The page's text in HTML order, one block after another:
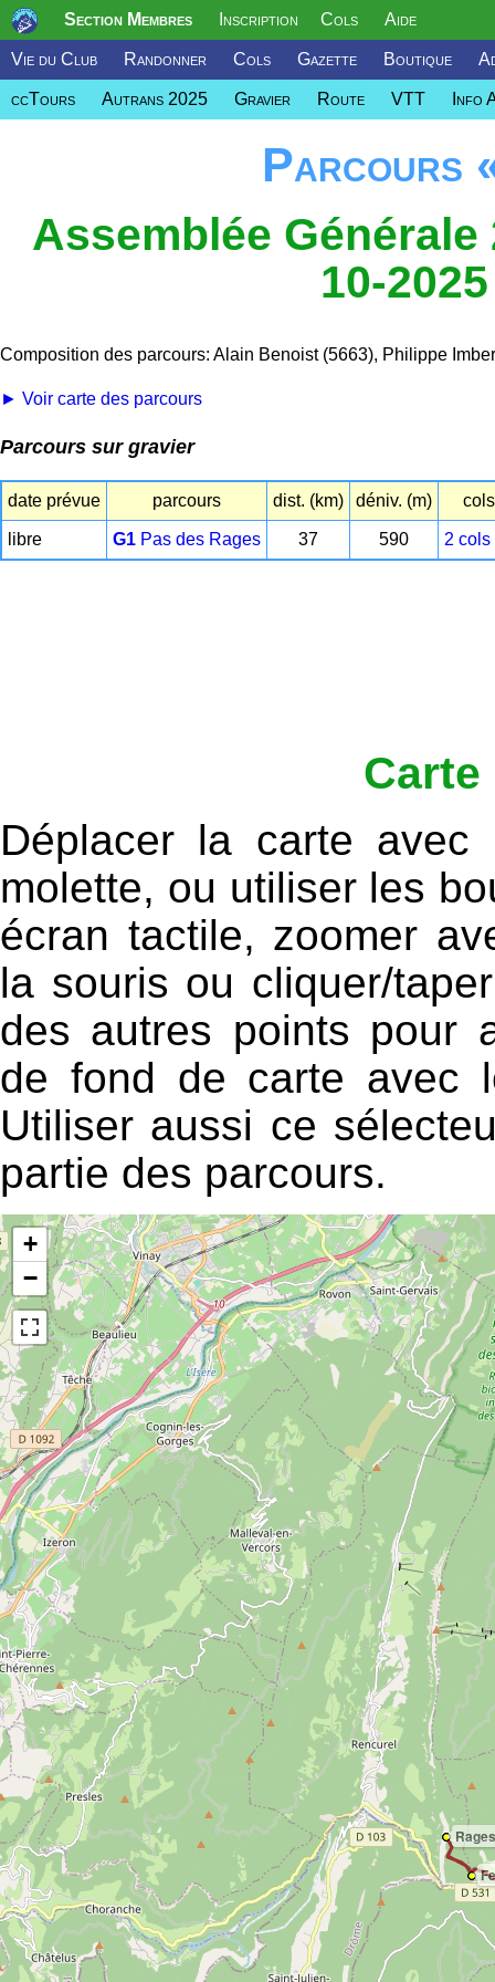
Section Membres Inscription Cols Aide
Vie du Club Randonner Cols Gazette Boutique
ccTours Autrans 2025 Gravier Route VTT Info
Parcours
Assemblée Générale
10-
Composition des parcours: Alain Benoist (5663), Philippe
► Voir carte des parcours
Parcours sur gravier
date prévue parcours dist. (km) déniv. (m) cols
libre G1 Pas des Rages 37 590 2
Déplacer la carte
molette, ou utiliser les
écran tactile, zoomer
la souris ou cliquer/
des autres points pour
de fond de carte avec
Utiliser aussi ce
partie des parcours.
Rages
+
−